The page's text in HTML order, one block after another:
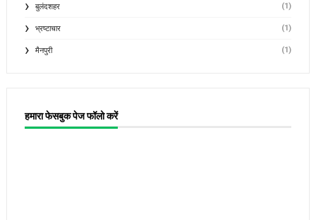
बुलंदशहर (1)
भ्रष्टाचार (1)
मैनपुरी (1)
हमारा फेसबुक पेज फॉलो करें